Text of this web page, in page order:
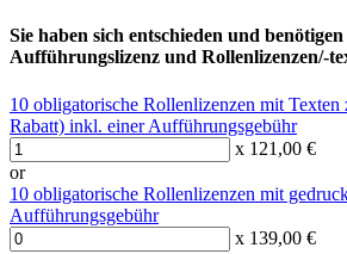
Sie haben sich entschieden und
Aufführungslizenz und Rollenlizenzen/-
10 obligatorische Rollenlizenzen mit
Rabatt) inkl. einer Aufführungsgebühr
x 121,00 €
or
10 obligatorische Rollenlizenzen mit
Aufführungsgebühr
x 139,00 €